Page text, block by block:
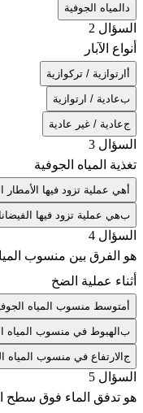
المياه الجوفية
السؤال 2
أنواع الآبار
ارتوازية / تركوازية
بعادية / ارتوازية
جعادية / غير عادية
السؤال 3
تغذية المياه الجوفية
هي عملية تزود فيها الأمطار
بهي عملية تزود فيها
السؤال 4
هو الفرق بين منسوب
أثناء عملية الضخ
متوسط منسوب المياه
بالهبوط في منسوب المياه
جالارتفاع في منسوب المياه
السؤال 5
هو تدفق الماء فوق سطح